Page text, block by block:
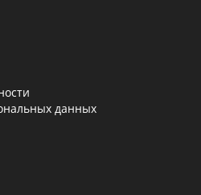
данных